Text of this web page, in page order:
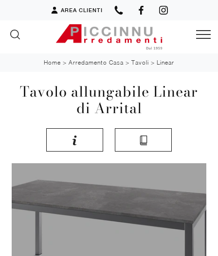
AREA CLIENTI
Home > Arredamento Casa > Tavoli > Linear
Tavolo allungabile Linear
di Arrital